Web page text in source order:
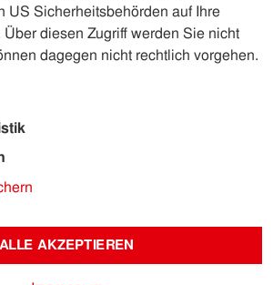
US Sicherheitsbehörden auf Ihre
diesen Zugriff werden Sie nicht
dagegen nicht rechtlich vorgehen.
ALLE AKZEPTIEREN